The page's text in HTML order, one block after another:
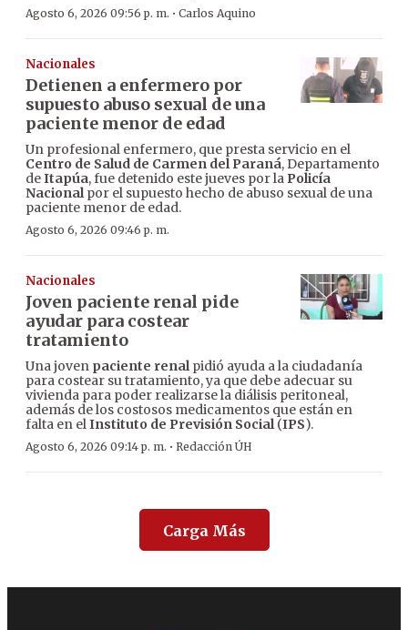
Agosto 6, 2026 09:56 p. m. · Carlos Aquino
Nacionales
Detienen a enfermero por
supuesto abuso sexual de una
paciente menor de edad
Un profesional enfermero, que presta servicio en el
Centro de Salud de Carmen del Paraná, Departamento
deItapúa, fue detenido este jueves por la Policía
Nacionalpor el supuesto hecho de abuso sexual de una
paciente menor de edad.
Agosto 6, 2026 09:46 p. m.
Nacionales
Joven paciente renal pide
ayudar para costear
tratamiento
Una joven paciente renalpidió ayuda a la ciudadanía
para costear su tratamiento, ya que debe adecuar su
vivienda para poder realizarse la diálisis peritoneal,
además de los costosos medicamentos que están en
falta en elInstituto de Previsión Social(IPS).
Agosto 6, 2026 09:14 p. m. · Redacción ÚH
Carga Más